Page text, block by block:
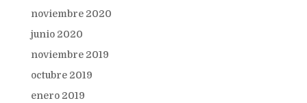
noviembre 2020
junio 2020
noviembre 2019
octubre 2019
enero 2019